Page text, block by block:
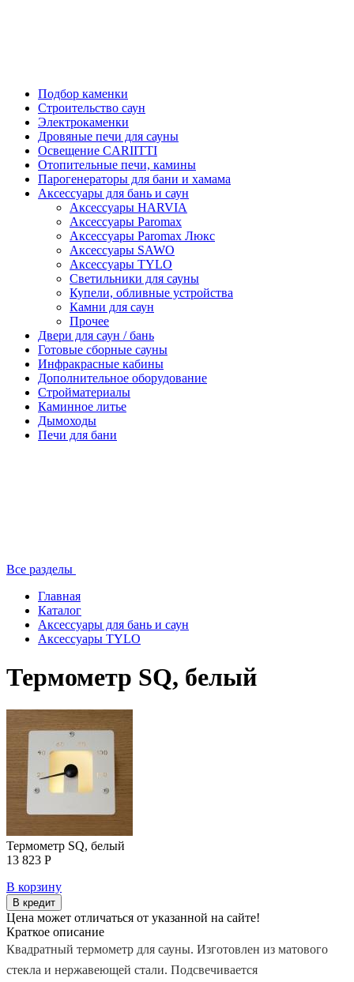
Подбор каменки
Строительство саун
Электрокаменки
Дровяные печи для сауны
Освещение CARIITTI
Отопительные печи, камины
Парогенераторы для бани и хамама
Аксессуары для бань и саун
Аксессуары HARVIA
Аксессуары Paromax
Аксессуары Paromax Люкс
Аксессуары SAWO
Аксессуары TYLO
Светильники для сауны
Купели, обливные устройства
Камни для саун
Прочее
Двери для саун / бань
Готовые сборные сауны
Инфракрасные кабины
Дополнительное оборудование
Стройматериалы
Каминное литье
Дымоходы
Печи для бани
Все разделы
Главная
Каталог
Аксессуары для бань и саун
Аксессуары TYLO
Термометр SQ, белый
Термометр SQ, белый
13 823 Р
В корзину
В кредит
Цена может отличаться от указанной на сайте!
Краткое описание
Квадратный термометр для сауны. Изготовлен из матового
стекла и нержавеющей стали. Подсвечивается